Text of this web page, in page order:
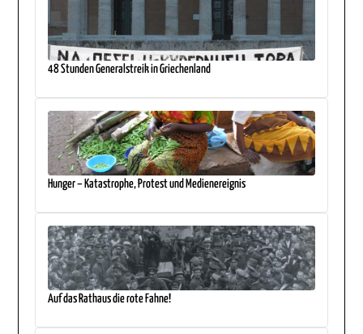
48 Stunden Generalstreik in Griechenland
Hunger – Katastrophe, Protest und Medienereignis
Auf das Rathaus die rote Fahne!